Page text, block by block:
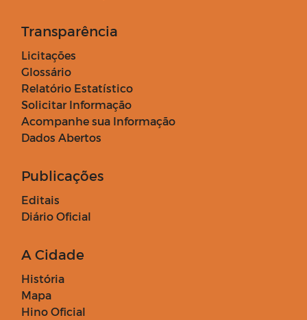
Transparência
Licitações
Glossário
Relatório Estatístico
Solicitar Informação
Acompanhe sua Informação
Dados Abertos
Publicações
Editais
Diário Oficial
A Cidade
História
Mapa
Hino Oficial